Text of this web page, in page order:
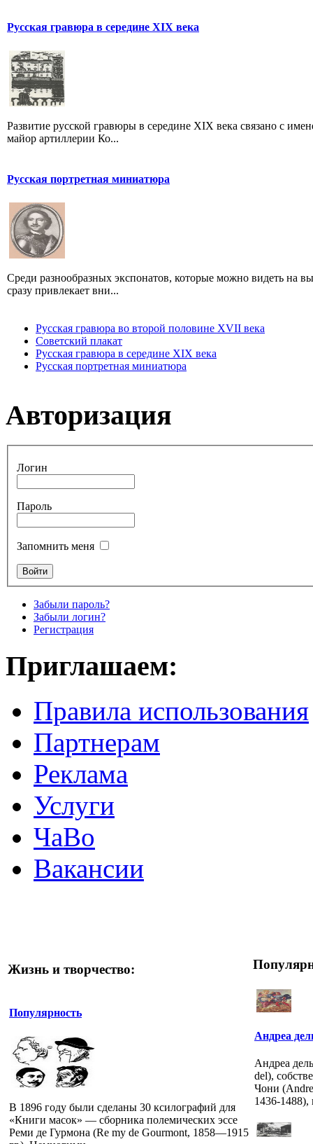
Русская гравюра в середине XIX века
Развитие русской гравюры в середине XIX века связано с
майор артиллерии Ко...
Русская портретная миниатюра
Среди разнообразных экспонатов, которые можно видеть на
сразу привлекает вни...
Русская гравюра во второй половине XVII века
Советский плакат
Русская гравюра в середине XIX века
Русская портретная миниатюра
Авторизация
Логин
Пароль
Запомнить меня
Забыли пароль?
Забыли логин?
Регистрация
Приглашаем:
Правила использования
Партнерам
Реклама
Услуги
ЧаВо
Вакансии
Жизнь и творчество:
Популярность
В 1896 году были сделаны 30 ксилографий для
«Книги масок» — сборника полемических эссе
Реми де Гурмона (Re my de Gourmont, 1858—1915
Андреа
Андреа
del),
Чони
1436-1488),